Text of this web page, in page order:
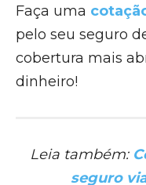
Faça uma
pelo seu seguro
cobertura mais
dinheiro!
Leia também:
seguro